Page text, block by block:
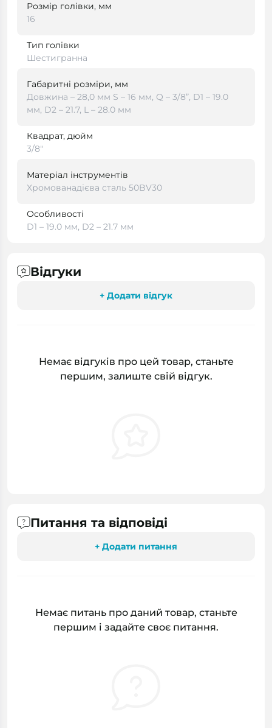
Розмір голівки, мм
16
Тип голівки
Шестигранна
Габаритні розміри, мм
Довжина – 28,0 мм S – 16 мм, Q – 3/8”, D1 – 19.0
мм, D2 – 21.7, L – 28.0 мм
Квадрат, дюйм
3/8"
Матеріал інструментів
Хромованадієва сталь 50BV30
Особливості
D1 – 19.0 мм, D2 – 21.7 мм
Відгуки
+ Додати відгук
Немає відгуків про цей товар, станьте
першим, залиште свій відгук.
Питання та відповіді
+ Додати питання
Немає питань про даний товар, станьте
першим і задайте своє питання.